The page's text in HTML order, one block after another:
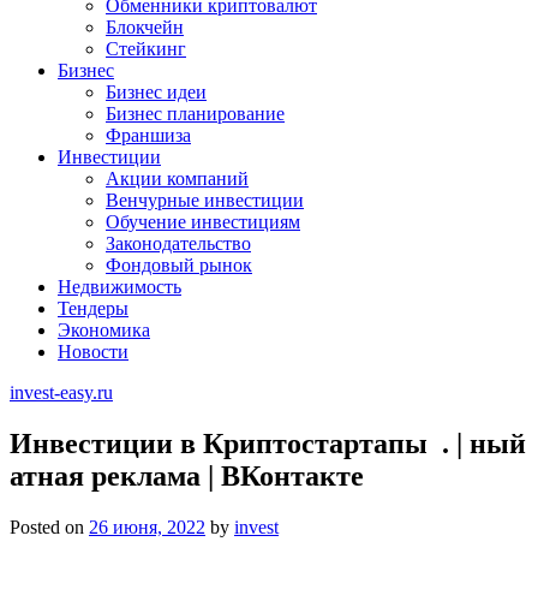
Обменники криптовалют
Блокчейн
Стейкинг
Бизнес
Бизнес идеи
Бизнес планирование
Франшиза
Инвестиции
Акции компаний
Венчурные инвестиции
Обучение инвестициям
Законодательство
Фондовый рынок
Недвижимость
Тендеры
Экономика
Новости
invest-easy.ru
Инвестиции в Криптостартапы ‍ . | ный
атная реклама | ВКонтакте
Posted on 26 июня, 2022 by invest